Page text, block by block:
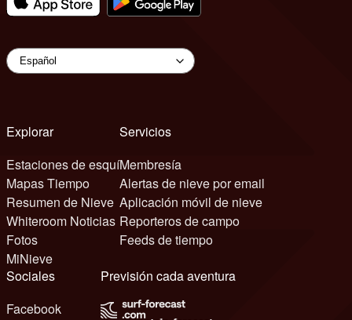
Explorar
Estaciones de esquí
Mapas Tiempo
Resumen de Nieve
Whiteroom Noticias
Fotos
MiNieve
Servicios
Membresía
Alertas de nieve por email
Aplicación móvil de nieve
Reporteros de campo
Feeds de tiempo
Sociales
Facebook
Previsión cada aventura